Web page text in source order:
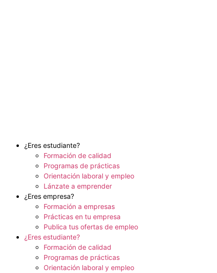
¿Eres estudiante?
Formación de calidad
Programas de prácticas
Orientación laboral y empleo
Lánzate a emprender
¿Eres empresa?
Formación a empresas
Prácticas en tu empresa
Publica tus ofertas de empleo
¿Eres estudiante?
Formación de calidad
Programas de prácticas
Orientación laboral y empleo